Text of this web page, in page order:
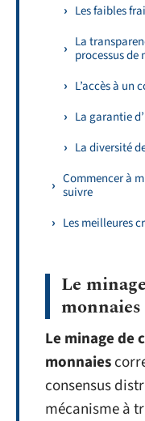
Les faibles
La
processus de
L’accès à un
La garantie
La diversité
Commencer à
suivre
Les meilleures
Le
Le minage de
monnaies
consensus
mécanisme à